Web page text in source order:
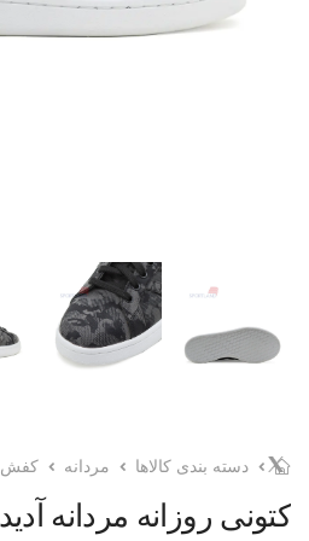
دسته بندی کالاها مردانه کفش